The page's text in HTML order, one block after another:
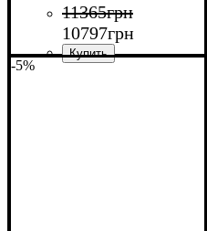
11365грн
10797грн
-5%